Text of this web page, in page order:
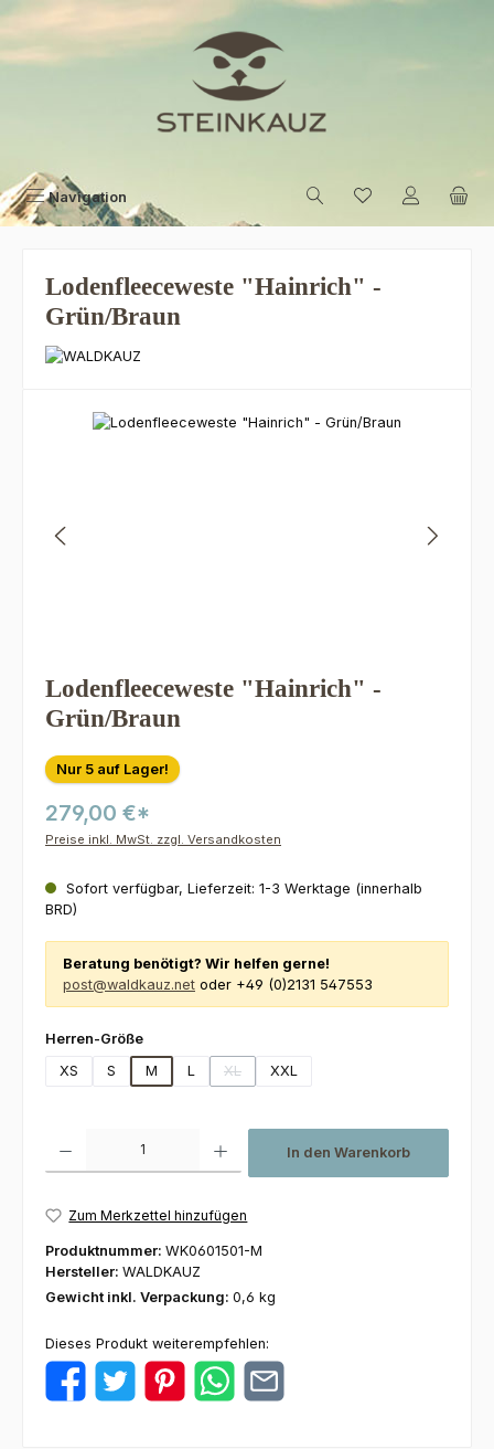
Zum Hauptinhalt springen
Navigation
Lodenfleeceweste "Hainrich" -
Grün/Braun
Bildergalerie überspringen
Lodenfleeceweste "Hainrich" -
Grün/Braun
Nur 5 auf Lager!
279,00 €*
Preise inkl. MwSt. zzgl. Versandkosten
Sofort verfügbar, Lieferzeit: 1-3 Werktage (innerhalb
BRD)
Beratung benötigt? Wir helfen gerne!
post@waldkauz.net oder +49 (0)2131 547553
Herren-Größeauswählen
XS
S M L XL
(Diese Option ist zurzeit nicht verfügbar.)
XXL
In den Warenkorb
Zum Merkzettel hinzufügen
Produktnummer: WK0601501-M
Hersteller: WALDKAUZ
Gewicht inkl. Verpackung: 0,6 kg
Dieses Produkt weiterempfehlen: